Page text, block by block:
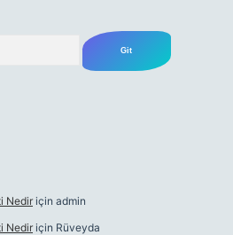
Nedir için admin
Nedir için Rüveyda